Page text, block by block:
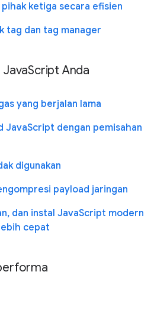
ketiga secara efisien
tag dan tag manager
Anda
yang berjalan lama
JavaScript dengan pemisahan
digunakan
payload jaringan
dan instal JavaScript modern
cepat